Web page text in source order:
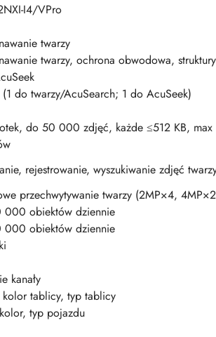
I4/VPro
twarzy
twarzy, ochrona obwodowa,
do twarzy/AcuSearch; 1 do AcuSeek)
do 50 000 zdjęć, każde ≤512 KB, max
rejestrowanie, wyszukiwanie zdjęć
przechwytywanie twarzy (2MP×4,
000 obiektów dziennie
000 obiektów dziennie
kanały
kolor tablicy, typ tablicy
typ pojazdu